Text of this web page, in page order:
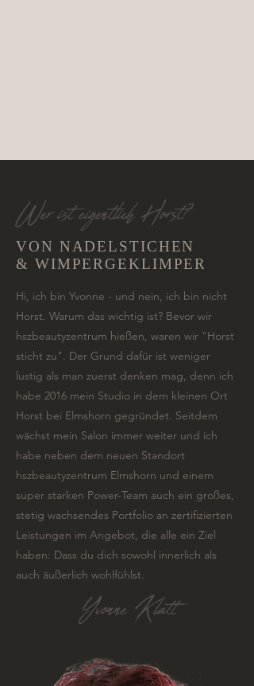
Wer ist eigentlich Horst?
VON NADELSTICHEN
& WIMPERGEKLIMPER
Hi, ich bin Yvonne - und nein, ich bin nicht
Horst. Warum das wichtig ist? Bevor wir
hszbeautyzentrum hießen, waren wir "Horst
sticht zu". Der Grund dafür ist weniger
lustig als man zuerst denken mag, denn ich
habe 2016 mein Studio in dem kleinen Ort
Horst bei Elmshorn gegründet. Seitdem
wächst mein Salon immer weiter und ich
habe neben dem neuen Standort
hszbeautyzentrum Elmshorn und einem
super starken Power-Team auch ein großes,
stetig wachsendes Portfolio an zertifizierten
Leistungen im Angebot, die alle ein Ziel
haben: Dass du dich sowohl innerlich als
auch äußerlich wohlfühlst.
Yvonne Klatt